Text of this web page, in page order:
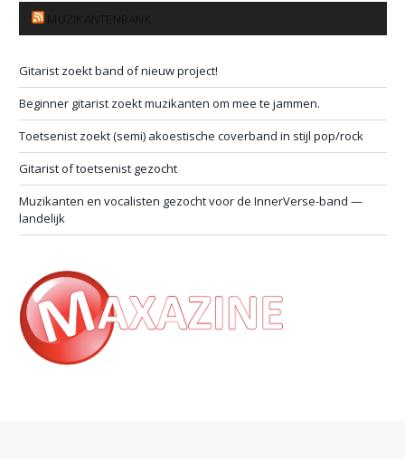
Gitarist zoekt band of nieuw project!
Beginner gitarist zoekt muzikanten om mee te jammen.
Toetsenist zoekt (semi) akoestische coverband in stijl pop/rock
Gitarist of toetsenist gezocht
Muzikanten en vocalisten gezocht voor de InnerVerse-band —
landelijk